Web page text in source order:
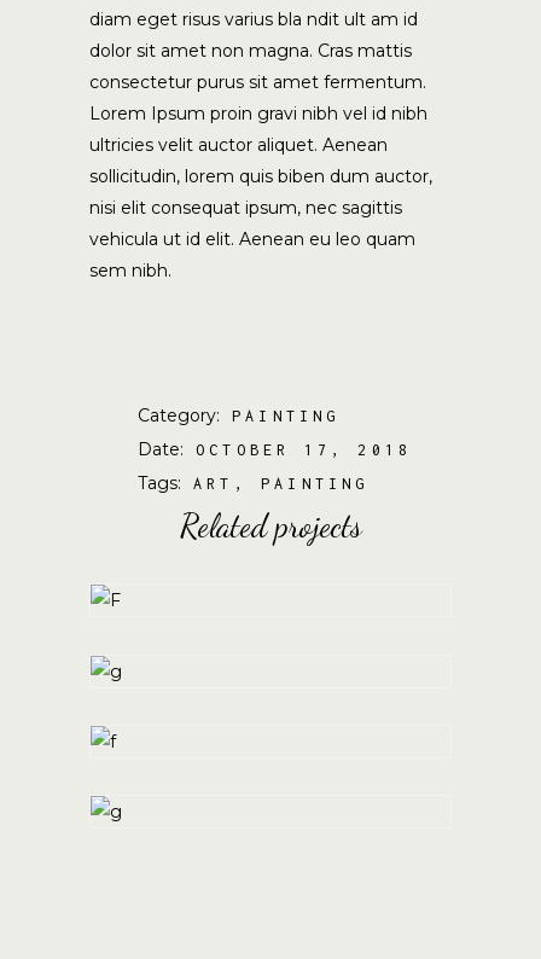
diam eget risus varius bla ndit ult am id
dolor sit amet non magna. Cras mattis
consectetur purus sit amet fermentum.
Lorem Ipsum proin gravi nibh vel id nibh
ultricies velit auctor aliquet. Aenean
sollicitudin, lorem quis biben dum auctor,
nisi elit consequat ipsum, nec sagittis
vehicula ut id elit. Aenean eu leo quam
sem nibh.
Category: PAINTING
Date: OCTOBER 17, 2018
Tags: ART PAINTING
Related projects